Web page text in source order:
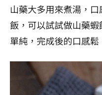
山藥大多用來煮湯，
飯，可以試試做山藥
單純，完成後的口感鬆